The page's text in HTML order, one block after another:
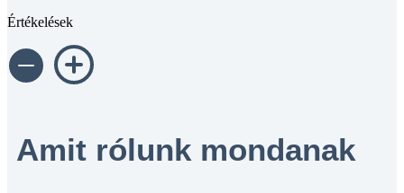
Értékelések
Amit rólunk mondanak